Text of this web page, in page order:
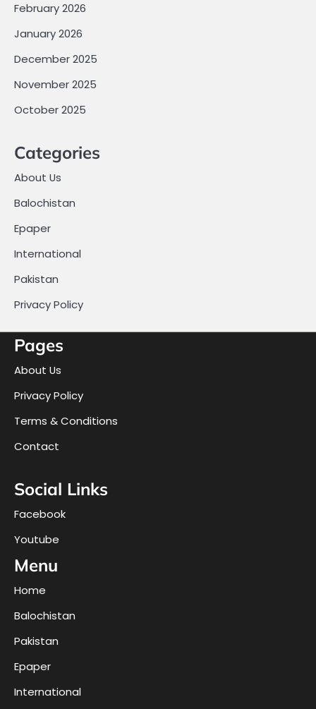
February 2026
January 2026
December 2025
November 2025
October 2025
Categories
About Us
Balochistan
Epaper
International
Pakistan
Privacy Policy
Pages
About Us
Privacy Policy
Terms & Conditions
Contact
Social Links
Facebook
Youtube
Menu
Home
Balochistan
Pakistan
Epaper
International